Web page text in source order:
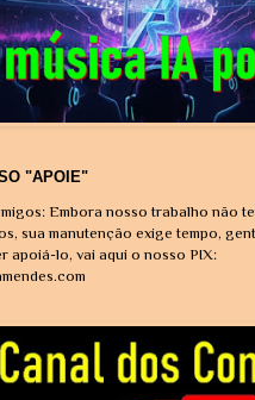
"APOIE"
Embora nosso trabalho não
sua manutenção exige tempo,
apoiá-lo, vai aqui o nosso PIX: